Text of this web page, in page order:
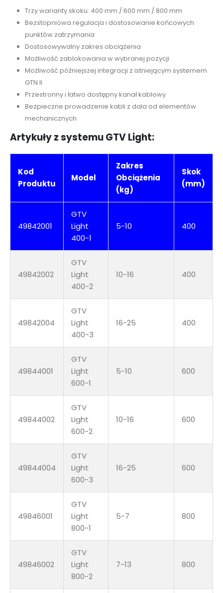
Trzy warianty skoku: 400 mm / 600 mm / 800 mm
Bezstopniowa regulacja i dostosowanie końcowych
punktów zatrzymania
Dostosowywalny zakres obciążenia
Możliwość zablokowania w wybranej pozycji
Możliwość późniejszej integracji z istniejącym systemem
GTN II
Przestronny i łatwo dostępny kanał kablowy
Bezpieczne prowadzenie kabli z dala od elementów
mechanicznych
Artykuły z systemu GTV Light:
Kod
Produktu
Model
Zakres
Obciążenia
(kg)
Skok
(mm)
49842001
GTV
Light
400-1
5-10 400
49842002
GTV
Light
400-2
10-16 400
49842004
GTV
Light
400-3
16-25 400
49844001
GTV
Light
600-1
5-10 600
49844002
GTV
Light
600-2
10-16 600
49844004
GTV
Light
600-3
16-25 600
49846001
GTV
Light
800-1
5-7 800
49846002
GTV
Light
800-2
7-13 800